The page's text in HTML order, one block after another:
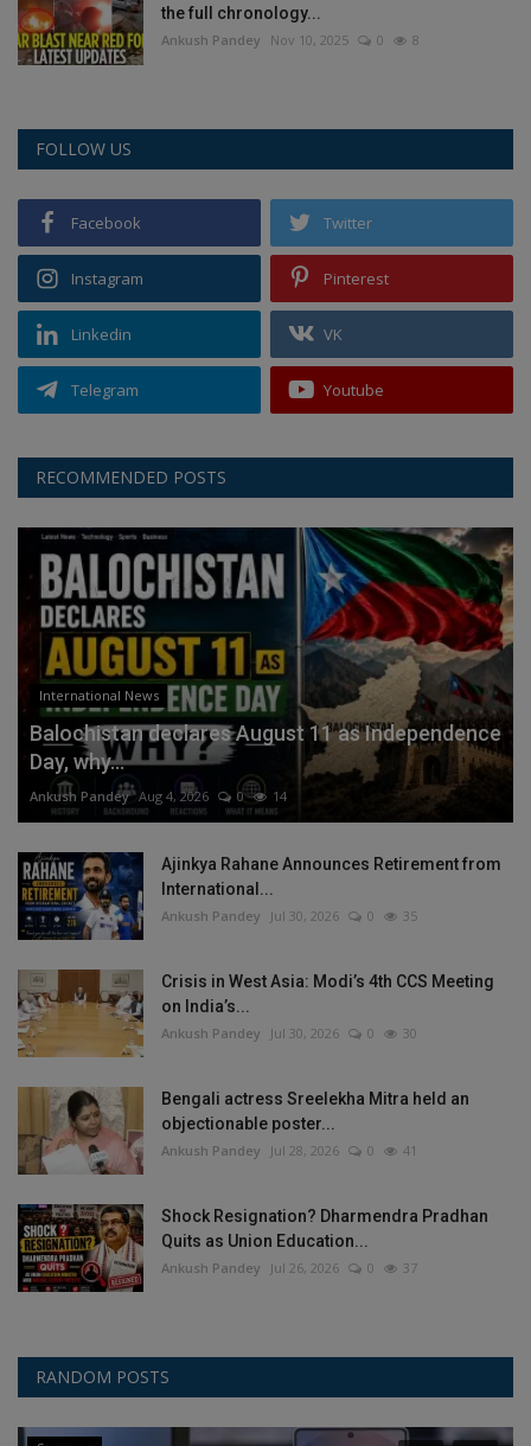
the full chronology...
Ankush Pandey Nov 10, 2025 0 8
FOLLOW US
Facebook Twitter
Instagram Pinterest
Linkedin VK
Telegram Youtube
RECOMMENDED POSTS
International News
Balochistan declares August 11 as Independence
Day, why...
Ankush Pandey Aug 4, 2026 0 14
Ajinkya Rahane Announces Retirement from
International...
Ankush Pandey Jul 30, 2026 0 35
Crisis in West Asia: Modi’s 4th CCS Meeting
on India’s...
Ankush Pandey Jul 30, 2026 0 30
Bengali actress Sreelekha Mitra held an
objectionable poster...
Ankush Pandey Jul 28, 2026 0 41
Shock Resignation? Dharmendra Pradhan
Quits as Union Education...
Ankush Pandey Jul 26, 2026 0 37
RANDOM POSTS